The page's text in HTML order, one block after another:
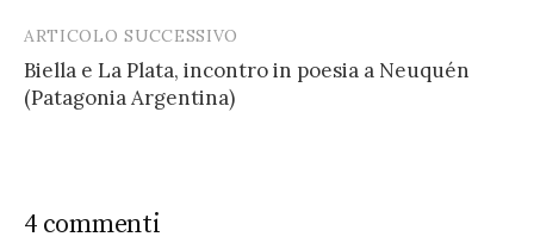
ARTICOLO SUCCESSIVO
Biella e La Plata, incontro in poesia a Neuquén
(Patagonia Argentina)
4 commenti